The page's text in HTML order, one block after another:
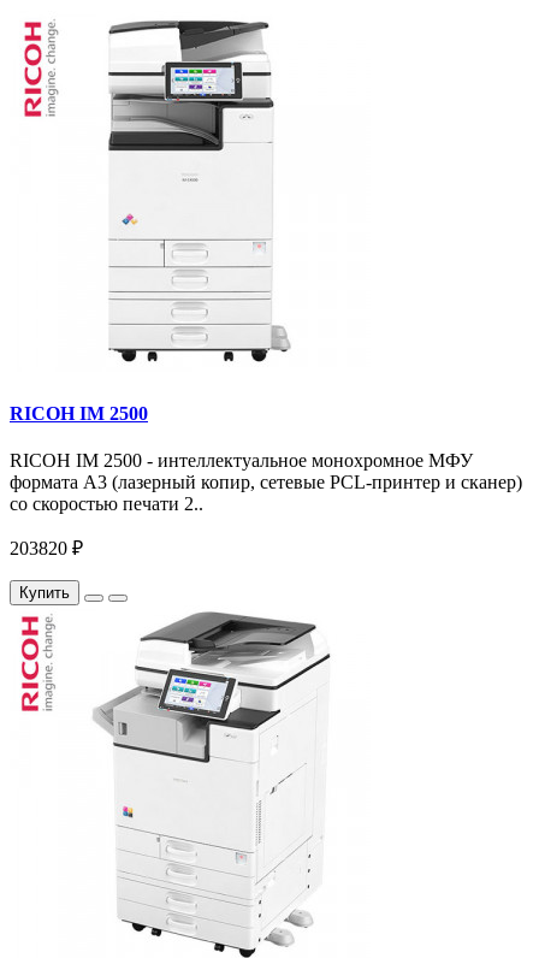
RICOH IM 2500
RICOH IM 2500 - интеллектуальное монохромное МФУ
формата А3 (лазерный копир, сетевые PCL-принтер и сканер)
со скоростью печати 2..
203820 ₽
Купить